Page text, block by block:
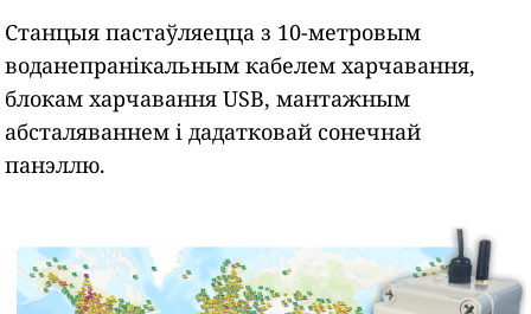
Станцыя пастаўляецца з 10-метровым
воданепранікальным кабелем харчавання,
блокам харчавання USB, мантажным
абсталяваннем і дадатковай сонечнай
панэллю.